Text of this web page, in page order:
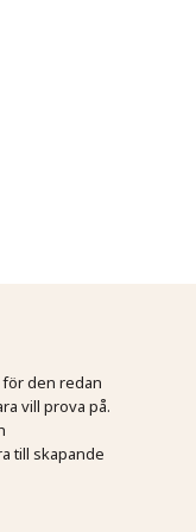
den redan
vill prova på.
till skapande